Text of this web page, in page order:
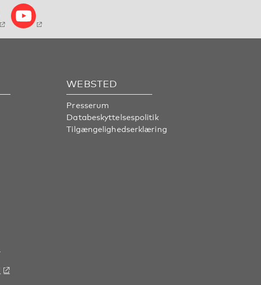
WEBSTED
Presserum
Databeskyttelsespolitik
Tilgængelighedserklæring